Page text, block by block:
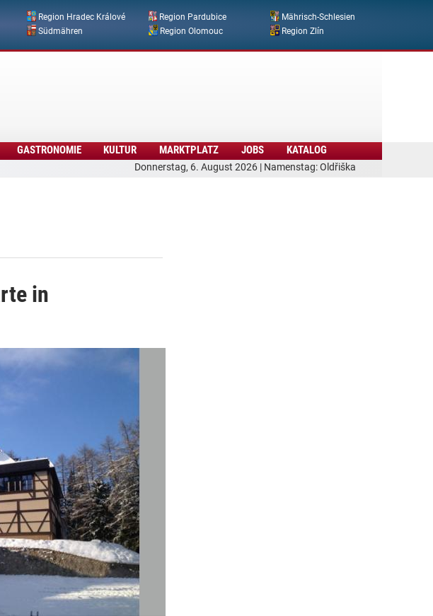
Region Hradec Králové Region Pardubice
Mährisch-Schlesien
Südmähren Region Olomouc Region Zlín
Donnerstag, 6. August 2026 | Namenstag: Oldřiška
GASTRONOMIE KULTUR MARKTPLATZ JOBS KATALOG
in